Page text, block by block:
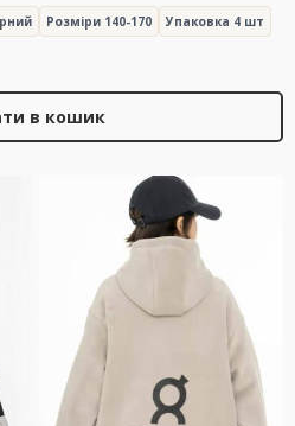
Розміри 140-170 Упаковка 4 шт
в кошик